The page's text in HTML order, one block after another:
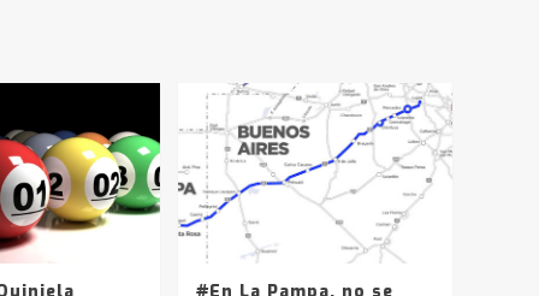
#En La Pampa, no se